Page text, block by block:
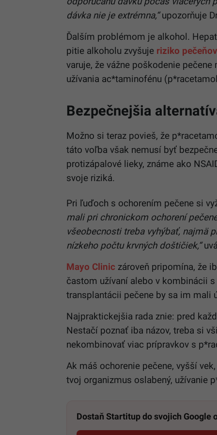
dávka nie je extrémna,“upozorňuje
Ďalším problémom je alkohol.
pitie alkoholu zvyšuje riziko
varuje, že vážne poškodenie
užívania ac*taminofénu
Bezpečnejšia
Možno si teraz povieš, že
táto voľba však nemusí byť
protizápalové lieky, známe ako
svoje riziká.
Pri ľuďoch s ochorením pečene si
mali pri chronickom ochorení
všeobecnosti treba vyhýbať, najmä
nízkeho počtu krvných doštičiek,“
Mayo Clinic zároveň pripomína, že
častom užívaní alebo v kombinácii
transplantácii pečene by sa im mali
Najpraktickejšia rada znie: pred
Nestačí poznať iba názov, treba si
nekombinovať viac prípravkov s
Ak máš ochorenie pečene, vyšší
tvoj organizmus oslabený, užívanie
Dostaň Startitup do svojich Google